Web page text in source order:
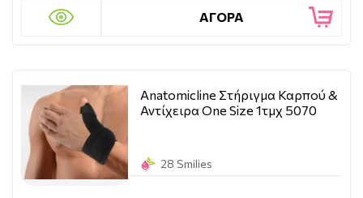
ΑΓΟΡΑ
Anatomicline Στήριγμα Καρπού &
Αντίχειρα One Size 1τμχ 5070
28 Smilies